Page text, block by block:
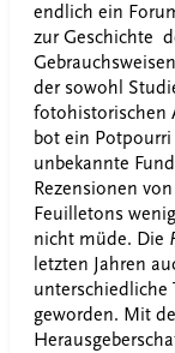
endlich ein
zur Geschichte
der sowohl
fotohistorischen
bot ein
unbekannte
Rezensionen
Feuilletons
nicht müde. Die
letzten Jahren
unterschiedliche
geworden. Mit